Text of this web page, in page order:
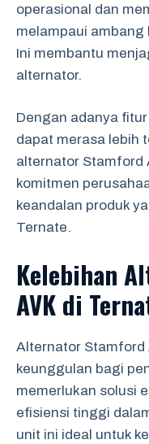
operasional dan
melampaui
Ini membantu
alternator.
Dengan adanya
dapat merasa lebih
alternator Stamford
komitmen
keandalan produk
Ternate.
Kelebihan
AVK di
Alternator Stamford
keunggulan bagi
memerlukan solusi
efisiensi tinggi
unit ini ideal untuk